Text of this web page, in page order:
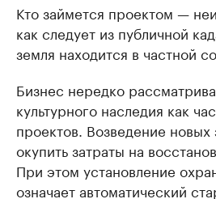
Кто займется проектом —
как следует из публичной
земля находится в частной
Бизнес нередко
культурного наследия как
проектов. Возведение новых
окупить затраты на
При этом установление
означает автоматический